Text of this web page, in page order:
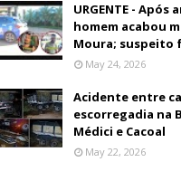
URGENTE - Após
homem acabou
Moura; suspeito
May 24, 2026
Acidente entre
escorregadia na
Médici e Cacoal
May 22, 2026